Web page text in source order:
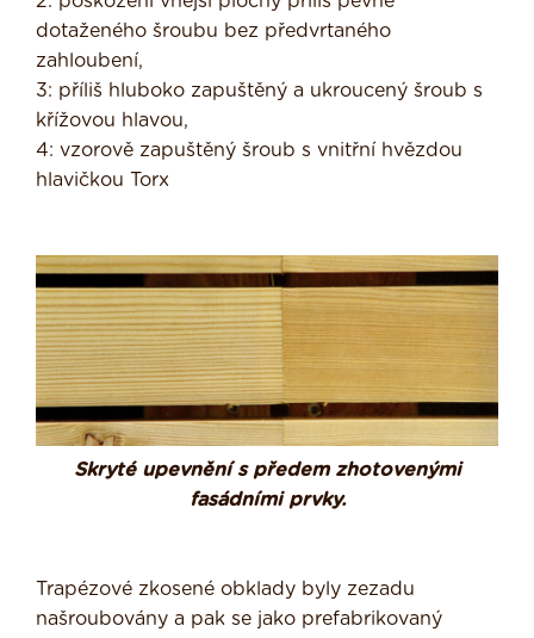
dotaženého šroubu bez předvrtaného
zahloubení,
3: příliš hluboko zapuštěný a ukroucený šroub s
křížovou hlavou,
4: vzorově zapuštěný šroub s vnitřní hvězdou
hlavičkou Torx
Skryté upevnění s předem zhotovenými
fasádními prvky.
Trapézové zkosené obklady byly zezadu
našroubovány a pak se jako prefabrikovaný